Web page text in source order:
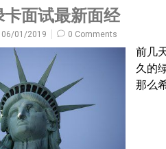
卡面试最新面经
06/01/2019 0 Comments
前几
久的
那么